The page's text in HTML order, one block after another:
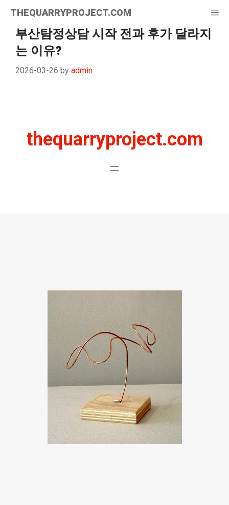
content
THEQUARRYPROJECT.COM
부산탐정상담 시작 전과 후가 달라지
는 이유?
2026-03-26 by admin
thequarryproject.com